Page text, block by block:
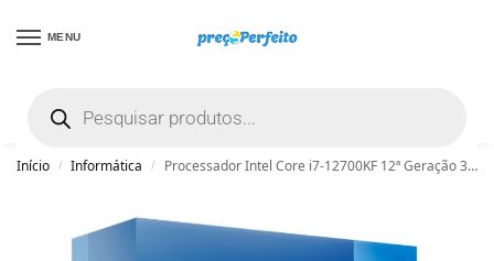
MENU
Início / Informática / Processador Intel Core i7-12700KF 12ª Geração 3.6GHz (5.2GHz Max Turbo) Cache 25MB LGA 1700 S/ Vídeo Integrado – BX8071512700KF